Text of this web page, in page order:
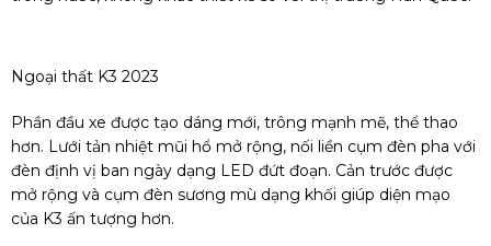
Ngoại thất K3 2023
Phần đầu xe được tạo dáng mới, trông mạnh mẽ, thể thao
hơn. Lưới tản nhiệt mũi hổ mở rộng, nối liền cụm đèn pha với
đèn định vị ban ngày dạng LED đứt đoạn. Cản trước được
mở rộng và cụm đèn sương mù dạng khối giúp diện mạo
của K3 ấn tượng hơn.